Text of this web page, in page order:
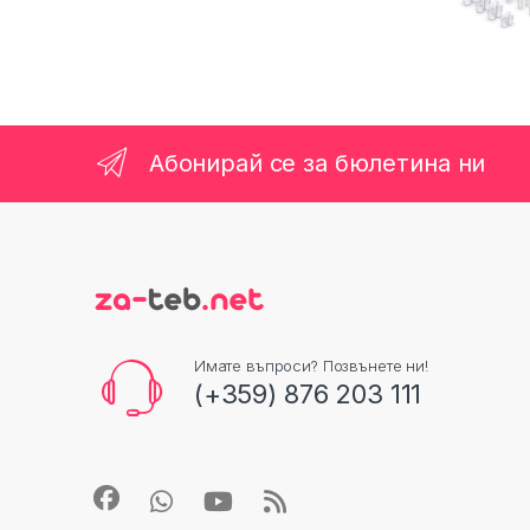
Абонирай се за бюлетина ни
Имате въпроси? Позвънете ни!
(+359) 876 203 111